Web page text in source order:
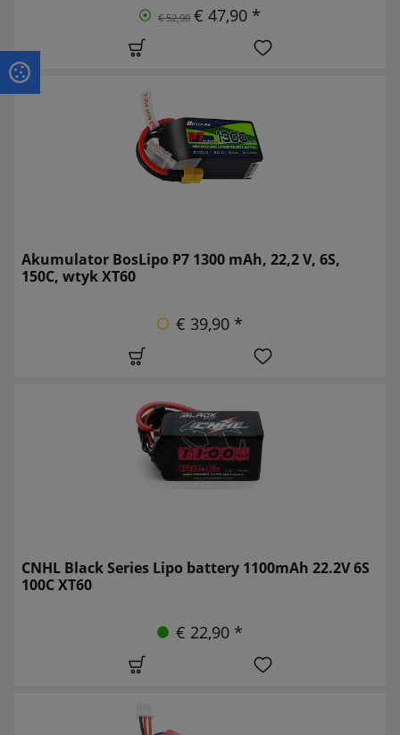
€ 52,90 € 47,90 *
Akumulator BosLipo P7 1300 mAh, 22,2 V, 6S,
150C, wtyk XT60
€ 39,90 *
CNHL Black Series Lipo battery 1100mAh 22.2V 6S
100C XT60
€ 22,90 *